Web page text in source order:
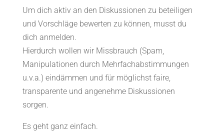
Um dich aktiv an den Diskussionen zu beteiligen
und Vorschläge bewerten zu können, musst du
dich anmelden.
Hierdurch wollen wir Missbrauch (Spam,
Manipulationen durch Mehrfachabstimmungen
u.v.a.) eindämmen und für möglichst faire,
transparente und angenehme Diskussionen
sorgen.
Es geht ganz einfach.